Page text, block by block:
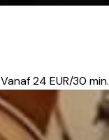
Vanaf 24 EUR/30 min.